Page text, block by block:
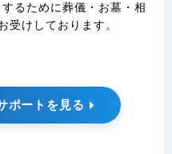
るために葬儀・お墓・相
受けしております。
ポートを見る